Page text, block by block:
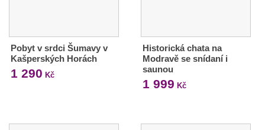
Pobyt v srdci Šumavy v
Kašperských Horách
1 290 Kč
Historická chata na
Modravě se snídaní i
saunou
1 999 Kč